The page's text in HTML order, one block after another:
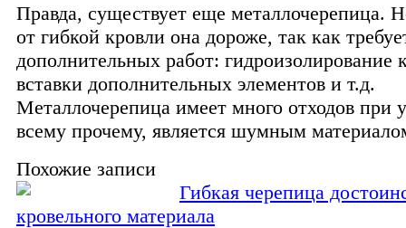
Правда, существует еще металлочерепица.
от гибкой кровли она дороже, так как
дополнительных работ: гидроизолирование
вставки дополнительных элементов и т.д.
Металлочерепица имеет много отходов при
всему прочему, является шумным
Похожие записи
Гибкая черепица
кровельного материала